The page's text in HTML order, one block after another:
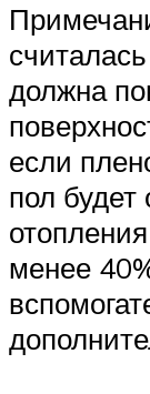
должна
если
пол будет
менее